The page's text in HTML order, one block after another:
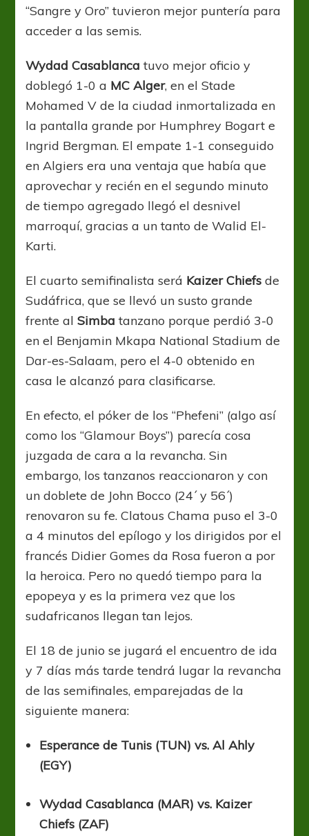
“Sangre y Oro” tuvieron mejor puntería para
acceder a las semis.
Wydad Casablanca tuvo mejor oficio y
doblegó 1-0 a MC Alger, en el Stade
Mohamed V de la ciudad inmortalizada en
la pantalla grande por Humphrey Bogart e
Ingrid Bergman. El empate 1-1 conseguido
en Algiers era una ventaja que había que
aprovechar y recién en el segundo minuto
de tiempo agregado llegó el desnivel
marroquí, gracias a un tanto de Walid El-
Karti.
El cuarto semifinalista será Kaizer Chiefs de
Sudáfrica, que se llevó un susto grande
frente alSimba tanzano porque perdió 3-0
en el Benjamin Mkapa National Stadium de
Dar-es-Salaam, pero el 4-0 obtenido en
casa le alcanzó para clasificarse.
En efecto, el póker de los “Phefeni” (algo así
como los “Glamour Boys”) parecía cosa
juzgada de cara a la revancha. Sin
embargo, los tanzanos reaccionaron y con
un doblete de John Bocco (24´ y 56´)
renovaron su fe. Clatous Chama puso el 3-0
a 4 minutos del epílogo y los dirigidos por el
francés Didier Gomes da Rosa fueron a por
la heroica. Pero no quedó tiempo para la
epopeya y es la primera vez que los
sudafricanos llegan tan lejos.
El 18 de junio se jugará el encuentro de ida
y 7 días más tarde tendrá lugar la revancha
de las semifinales, emparejadas de la
siguiente manera:
Esperance de Tunis (TUN) vs. Al Ahly
(EGY)
Wydad Casablanca (MAR) vs. Kaizer
Chiefs (ZAF)